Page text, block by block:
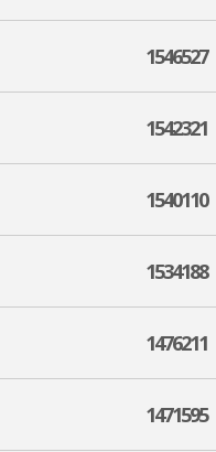
1546527
1542321
1540110
1534188
1476211
1471595